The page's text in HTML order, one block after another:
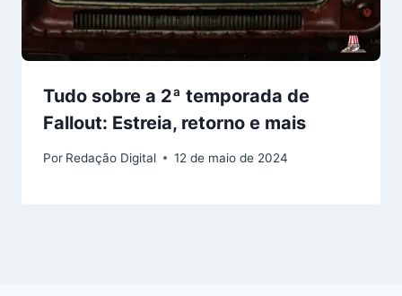
Tudo sobre a 2ª temporada de
Fallout: Estreia, retorno e mais
Por Redação Digital 12 de maio de 2024